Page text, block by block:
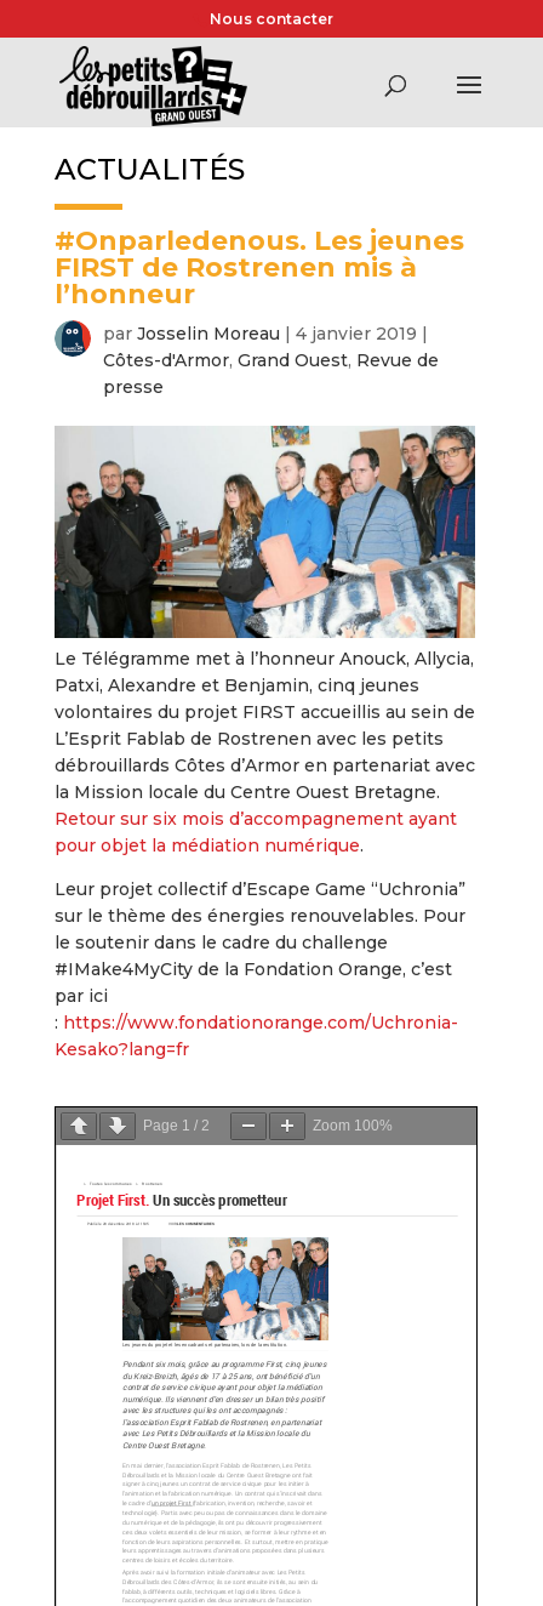
Nous contacter
ACTUALITÉS
#Onparledenous. Les jeunes
FIRST de Rostrenen mis à
l’honneur
par Josselin Moreau | 4 janvier 2019 |
Côtes-d'Armor, Grand Ouest, Revue de
presse
Le Télégramme met à l’honneur Anouck, Allycia,
Patxi, Alexandre et Benjamin, cinq jeunes
volontaires du projet FIRST accueillis au sein de
L’Esprit Fablab de Rostrenen avec les petits
débrouillards Côtes d’Armor en partenariat avec
la Mission locale du Centre Ouest Bretagne.
Retour sur six mois d’accompagnement ayant
pour objet la médiation numérique.
Leur projet collectif d’Escape Game “Uchronia”
sur le thème des énergies renouvelables. Pour
le soutenir dans le cadre du challenge
#IMake4MyCity de la Fondation Orange, c’est
par ici
: https://www.fondationorange.com/Uchronia-
Kesako?lang=fr
Page 1 / 2 Zoom 100%